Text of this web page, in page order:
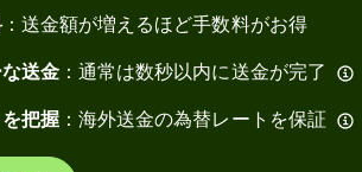
：送金額が増えるほど手数料がお得
送金：通常は数秒以内に送金が完了
把握：海外送金の為替レートを保証